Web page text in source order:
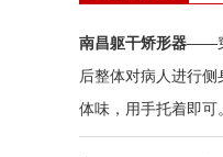
南昌躯干矫形器——穿
后整体对病人进行
体味，用手托着即可